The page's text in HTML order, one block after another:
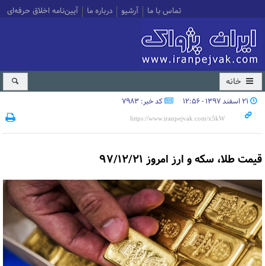
تماس با ما آرشیو درباره ما آیین‌نامه اخلاق حرفه‌ای
خانه
۲۱ اسفند ۱۳۹۷ - ۱۲:۵۶ کد خبر: 7983
قیمت طلا، سکه و ارز امروز ۹۷/۱۲/۲۱